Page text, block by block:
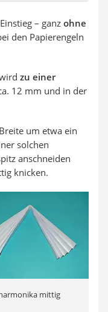
Einstieg – ganz ohne
den Papierengeln
zu einer
12 mm und in der
um etwa ein
solchen
anschneiden
knicken.
mittig